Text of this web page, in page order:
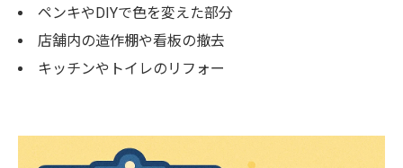
ペンキやDIYで色を変えた部分
店舗内の造作棚や看板の撤去
キッチンやトイレのリフォー